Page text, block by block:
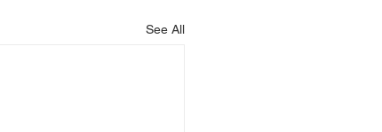
See All